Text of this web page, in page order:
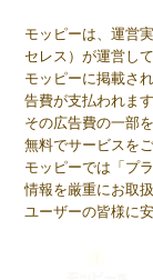
モッピーは、運営
セレス）が運営して
モッピーに掲載さ
告費が支払われます
その広告費の一部
無料でサービスを
モッピーでは「プ
情報を厳重にお取
ユーザーの皆様に